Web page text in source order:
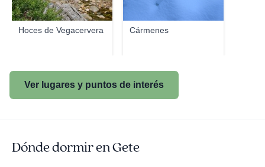
Hoces de Vegacervera Cármenes
Ver lugares y puntos de interés
Dónde dormir en Gete